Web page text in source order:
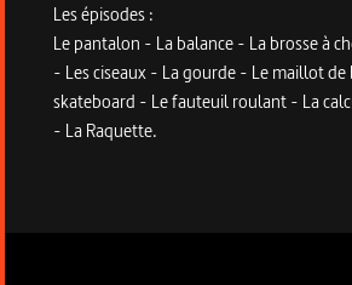
Les épisodes :
Le pantalon - La balance - La brosse à
- Les ciseaux - La gourde - Le maillot de
skateboard - Le fauteuil roulant - La
- La Raquette.